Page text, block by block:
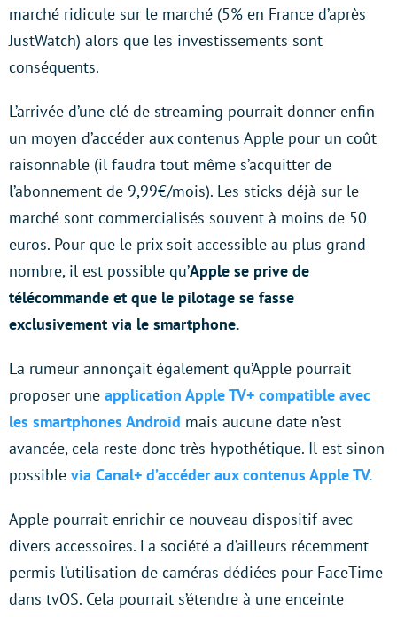
marché ridicule sur le marché (5% en France d’après
JustWatch) alors que les investissements sont
conséquents.
L’arrivée d’une clé de streaming pourrait donner enfin
un moyen d’accéder aux contenus Apple pour un coût
raisonnable (il faudra tout même s’acquitter de
l’abonnement de 9,99€/mois). Les sticks déjà sur le
marché sont commercialisés souvent à moins de 50
euros. Pour que le prix soit accessible au plus grand
nombre, il est possible qu’Apple se prive de
télécommande et que le pilotage se fasse
exclusivement via le smartphone.
La rumeur annonçait également qu’Apple pourrait
proposer une application Apple TV+ compatible avec
les smartphones Android mais aucune date n’est
avancée, cela reste donc très hypothétique. Il est sinon
possible via Canal+ d’accéder aux contenus Apple TV.
Apple pourrait enrichir ce nouveau dispositif avec
divers accessoires. La société a d’ailleurs récemment
permis l’utilisation de caméras dédiées pour FaceTime
dans tvOS. Cela pourrait s’étendre à une enceinte